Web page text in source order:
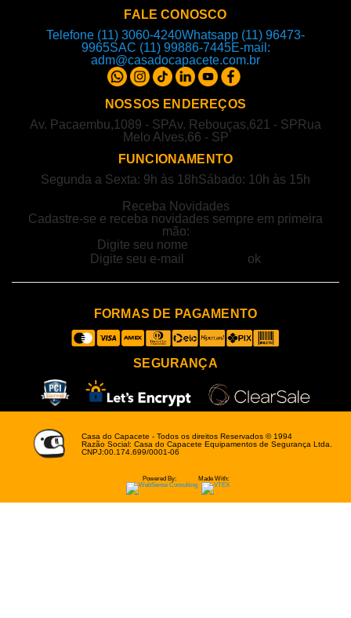
FALE CONOSCO
Telefone (11) 3060-4240Whatsapp (11) 96473-
9965SAC (11) 99886-7445E-mail:
adm@casadocapacete.com.br
NOSSOS ENDEREÇOS
Av. Pacaembu,1089 - SPAv. Rebouças,621 - SP Rua
Melo Alves,66 - SP
FUNCIONAMENTO
Segunda a Sexta: 9h às 18hSábado: 10h às 15h
Receba Novidades
Cadastre-se e receba novidades sempre em primeira
mão:
FORMAS DE PAGAMENTO
SEGURANÇA
Casa do Capacete - Todos os direitos Reservados © 1994
Razão Social: Casa do Capacete Equipamentos de Segurança Ltda.
CNPJ:00.174.699/0001-06
Powered By: Made With: